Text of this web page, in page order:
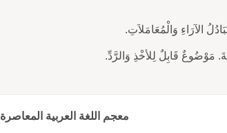
معجم اللغة العربية المعاصرة